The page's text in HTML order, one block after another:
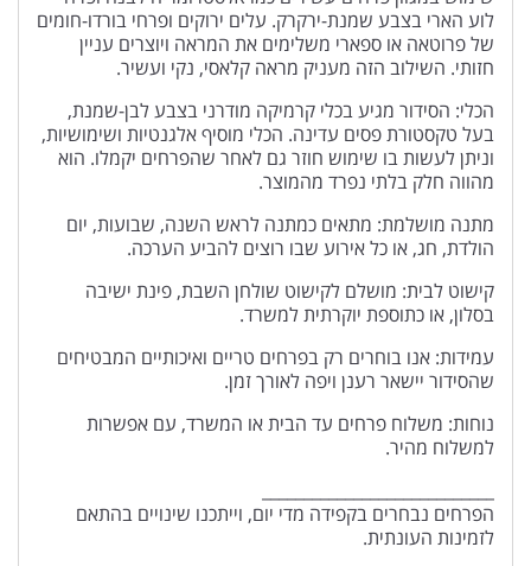
לוע הארי בצבע שמנת-ירקרק. עלים ירוקים ופרחי בורדו-חומים
של פרוטאה או ספארי משלימים את המראה ויוצרים עניין
חזותי. השילוב הזה מעניק מראה קלאסי, נקי ועשיר.
הכלי: הסידור מגיע בכלי קרמיקה מודרני בצבע לבן-שמנת,
בעל טקסטורת פסים עדינה. הכלי מוסיף אלגנטיות ושימושיות,
וניתן לעשות בו שימוש חוזר גם לאחר שהפרחים יקמלו. הוא
מהווה חלק בלתי נפרד מהמוצר.
מתנה מושלמת: מתאים כמתנה לראש השנה, שבועות, יום
הולדת, חג, או כל אירוע שבו רוצים להביע הערכה.
קישוט לבית: מושלם לקישוט שולחן השבת, פינת ישיבה
בסלון, או כתוספת יוקרתית למשרד.
עמידות: אנו בוחרים רק בפרחים טריים ואיכותיים המבטיחים
שהסידור יישאר רענן ויפה לאורך זמן.
נוחות: משלוח פרחים עד הבית או המשרד, עם אפשרות
למשלוח מהיר.
הפרחים נבחרים בקפידה מדי יום, וייתכנו שינויים בהתאם
לזמינות העונתית.